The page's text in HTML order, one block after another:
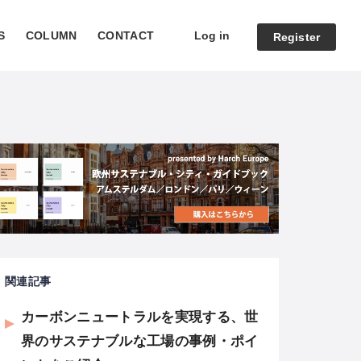
COLUMN CONTACT Log in Register
関連記事
カーボンニュートラルを実現する、世
界のサステナブルな工場の事例・ポイ